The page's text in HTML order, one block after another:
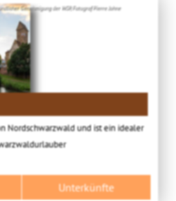
Genehmigung der WSP, Fotograf Pierre Johne
Nordschwarzwald und ist ein idealer
Unterkünfte